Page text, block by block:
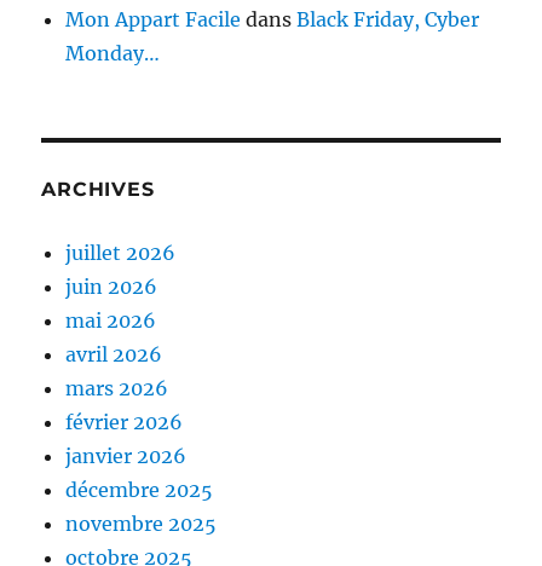
Mon Appart Facile dansBlack Friday, Cyber
Monday…
ARCHIVES
juillet 2026
juin 2026
mai 2026
avril 2026
mars 2026
février 2026
janvier 2026
décembre 2025
novembre 2025
octobre 2025